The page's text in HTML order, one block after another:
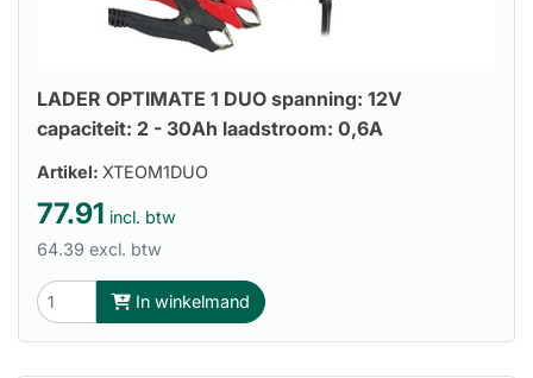
LADER OPTIMATE 1 DUO spanning: 12V
capaciteit: 2 - 30Ah laadstroom: 0,6A
Artikel: XTEOM1DUO
77.91 incl. btw
64.39 excl. btw
In winkelmand